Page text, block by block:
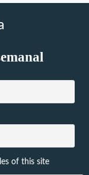
of this site